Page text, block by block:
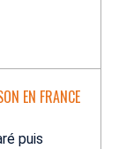
EN FRANCE
puis